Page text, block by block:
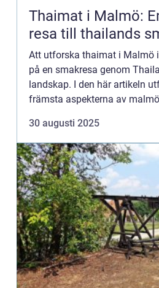
Thaimat i Malmö:
resa till thailands
Att utforska thaimat i Malmö
på en smakresa genom
landskap. I den här artikeln
främsta aspekterna av
30 augusti 2025